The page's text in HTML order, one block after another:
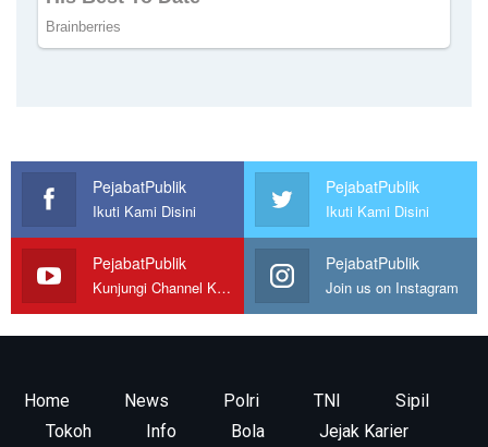
PejabatPublik
Ikuti Kami Disini
PejabatPublik
Ikuti Kami Disini
PejabatPublik
Kunjungi Channel Kami
PejabatPublik
Join us on Instagram
Home News Polri TNI
Sipil
Tokoh
Info Bola Jejak Karier